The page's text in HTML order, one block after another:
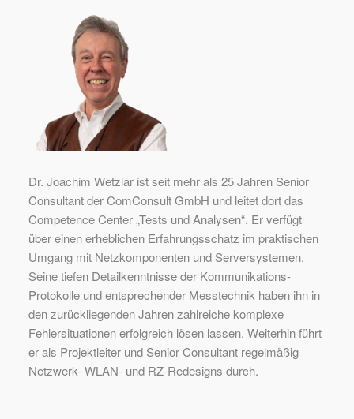
Dr. Joachim Wetzlar ist seit mehr als 25 Jahren Senior
Consultant der ComConsult GmbH und leitet dort das
Competence Center „Tests und Analysen“. Er verfügt
über einen erheblichen Erfahrungsschatz im praktischen
Umgang mit Netzkomponenten und Serversystemen.
Seine tiefen Detailkenntnisse der Kommunikations-
Protokolle und entsprechender Messtechnik haben ihn in
den zurückliegenden Jahren zahlreiche komplexe
Fehlersituationen erfolgreich lösen lassen. Weiterhin führt
er als Projektleiter und Senior Consultant regelmäßig
Netzwerk- WLAN- und RZ-Redesigns durch.